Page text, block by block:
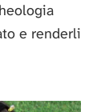
e renderli